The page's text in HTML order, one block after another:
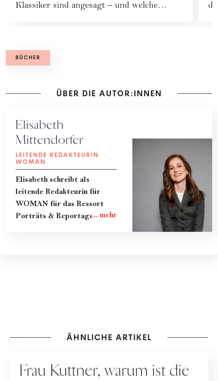
Klassiker sind angesagt – und welche
BÜCHER
ÜBER DIE AUTOR:INNEN
Elisabeth
Mittendorfer
LEITENDE REDAKTEURIN
WOMAN
Elisabeth schreibt als
leitende Redakteurin für
WOMAN für das Ressort
Porträts & Reportagen.
ÄHNLICHE ARTIKEL
Frau Kuttner, warum ist die